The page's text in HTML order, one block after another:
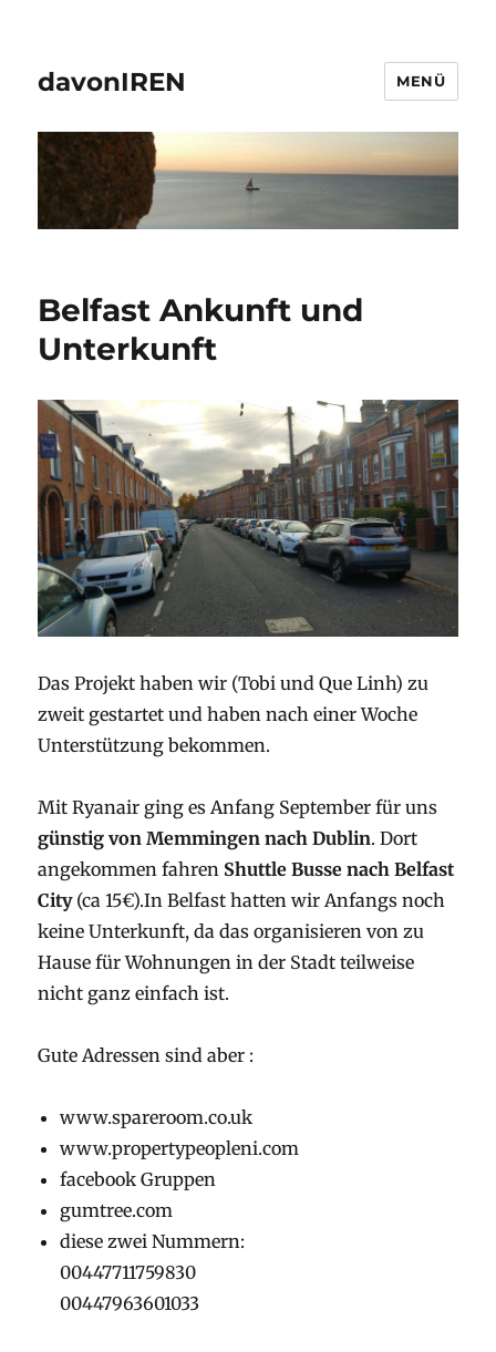
davonIREN MENÜ
Belfast Ankunft und
Unterkunft
Das Projekt haben wir (Tobi und Que Linh) zu
zweit gestartet und haben nach einer Woche
Unterstützung bekommen.
Mit Ryanair ging es Anfang September für uns
günstig von Memmingen nach Dublin. Dort
angekommen fahren Shuttle Busse nach Belfast
City(ca 15€).In Belfast hatten wir Anfangs noch
keine Unterkunft, da das organisieren von zu
Hause für Wohnungen in der Stadt teilweise
nicht ganz einfach ist.
Gute Adressen sind aber :
www.spareroom.co.uk
www.propertypeopleni.com
facebook Gruppen
gumtree.com
diese zwei Nummern:
00447711759830
00447963601033